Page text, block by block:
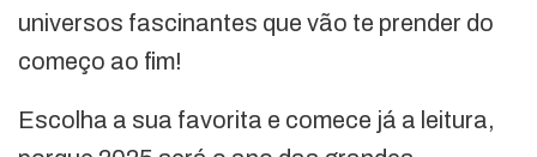
universos fascinantes que vão te prender do
começo ao fim!
Escolha a sua favorita e comece já a leitura,